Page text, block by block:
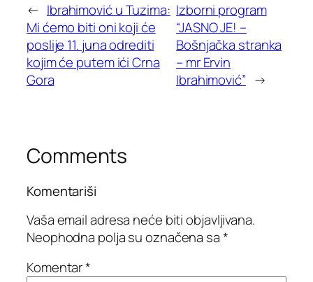
← Ibrahimović u Tuzima:
Mi ćemo biti oni koji će
poslije 11. juna odrediti
kojim će putem ići Crna
Gora
Izborni program
“JASNO JE! –
Bošnjačka stranka
– mr Ervin
Ibrahimović” →
Comments
Komentariši
Vaša email adresa neće biti objavljivana.
Neophodna polja su označena sa*
Komentar*